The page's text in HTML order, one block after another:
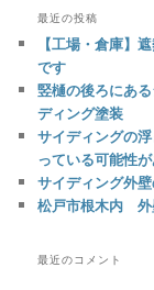
シ
ョ
ン
最近の投稿
【工場・倉庫】
です
竪樋の後ろにあ
ディング塗装
サイディングの
っている可能性が
サイディング外
松戸市根木内
最近のコメント